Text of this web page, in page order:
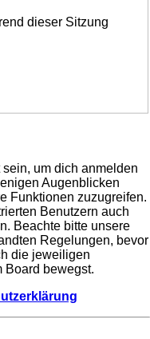
dieser Sitzung
um dich anmelden
Augenblicken
Funktionen zuzugreifen.
Benutzern auch
Beachte bitte unsere
Regelungen, bevor
die jeweiligen
Board bewegst.